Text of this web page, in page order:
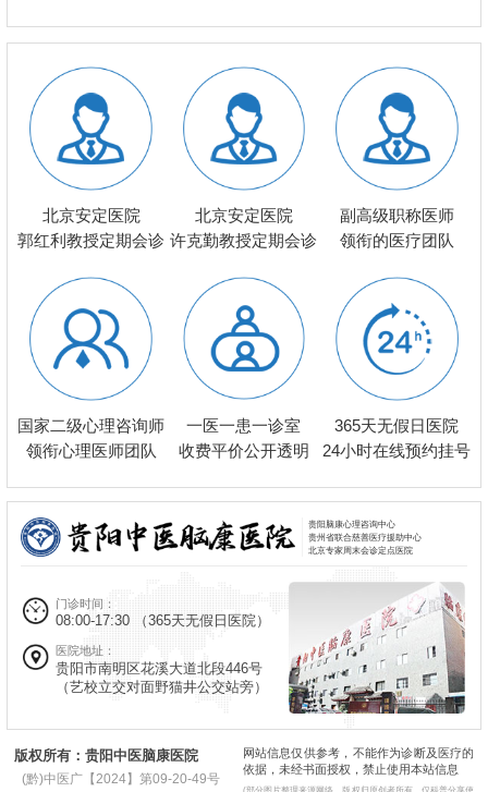
北京安定医院
郭红利教授定期会诊
北京安定医院
许克勤教授定期会诊
副高级职称医师
领衔的医疗团队
国家二级心理咨询师
领衔心理医师团队
一医一患一诊室
收费平价公开透明
365天无假日医院
24小时在线预约挂号
贵阳脑康心理咨询中心
贵州省联合慈善医疗援助中心
北京专家周末会诊定点医院
门诊时间：
08:00-17:30 （365天无假日医院）
医院地址：
贵阳市南明区花溪大道北段446号
（艺校立交对面野猫井公交站旁）
版权所有：贵阳中医脑康医院
(黔)中医广【2024】第09-20-49号
网站信息仅供参考，不能作为诊断及医疗的
依据，未经书面授权，禁止使用本站信息